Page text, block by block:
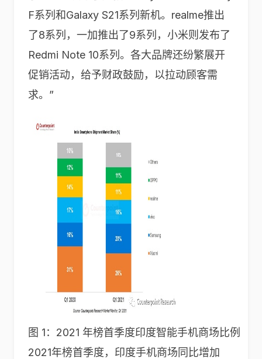
F系列和Galaxy S21系列新机。realme推出
了8系列，一加推出了9系列，小米则发布了
Redmi Note 10系列。各大品牌还纷繁展开
促销活动，给予财政鼓励，以拉动顾客需
求。”
图 1：2021 年榜首季度印度智能手机商场比例
2021年榜首季度，印度手机商场同比增加